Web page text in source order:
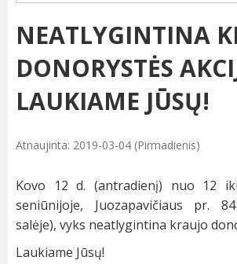
NEATLYGINTINA
DONORYSTĖS
LAUKIAME JŪSŲ!
Atnaujinta: 2019-03-04 (Pirmadienis)
Kovo 12 d. (antradienį) nuo 12
seniūnijoje, Juozapavičiaus pr.
salėje), vyks neatlygintina kraujo
Laukiame Jūsų!